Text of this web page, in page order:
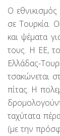
Ο
σε Τουρκία.
και ψέματα
τους. Η ΕΕ,
Ελλάδας-
τσακώνεται
πίτας. Η
ταχύτατα
(με την